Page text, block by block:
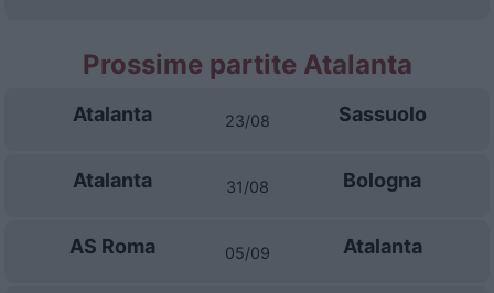
Prossime partite Atalanta
Atalanta 23/08 Sassuolo
Atalanta 31/08 Bologna
AS Roma 05/09 Atalanta